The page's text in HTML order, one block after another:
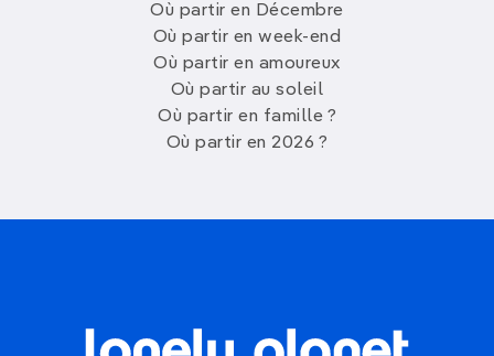
Où partir en Décembre
Où partir en week-end
Où partir en amoureux
Où partir au soleil
Où partir en famille ?
Où partir en 2026 ?